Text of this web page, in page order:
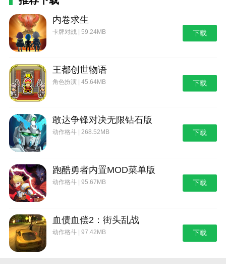
2、效果：植物子弹穿过究极火爆莴苣时附带燃烧
效果，对僵尸造成灼伤，每穿过20发子弹产生一个火爆
倭瓜由于其拥有超级火炬树桩的的能力，可以点燃超级
桃子弹，点燃后每次弹跳都会爆炸，将其和究极樱桃射
手组合在一起非常好用。
四、究极樱桃战神
1、合成配方：超级大嘴花+樱桃大嘴花。
2、效果：僵尸靠近会进行啃咬，造成1000点伤害
的同时恢复生命值，吐出樱桃炸弹，对血量低于2000的
僵尸可直接秒杀并回满血，非常值得一提的是，该究极
五、究极大喷菇
1、合成配方：超级大喷菇+超级魅惑菇。
2、效果：究极大喷菇会对僵尸进行持续攻击，每
0。5秒对本行所有僵尸造成60伤害并减速，有概率魅惑
生命值低于50%的僵尸，魅惑时在魅惑僵尸所在格创建
伤害为500的爆炸。
内卷求生
卡牌对战 | 59.24MB 下载
王都创世物语
角色扮演 | 45.64MB 下载
敢达争锋对决无限钻石版
动作格斗 | 268.52MB 下载
跑酷勇者内置MOD菜单版
动作格斗 | 95.67MB 下载
血债血偿2：街头乱战
动作格斗 | 97.42MB 下载